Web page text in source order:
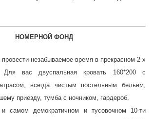
НОМЕРНОЙ ФОНД
незабываемое время в прекрасном 2-х
Для вас двуспальная кровать 160*200 с
всегда чистым постельным бельем,
приезду, тумба с ночником, гардероб.
самом демократичном и тусовочном 10-ти